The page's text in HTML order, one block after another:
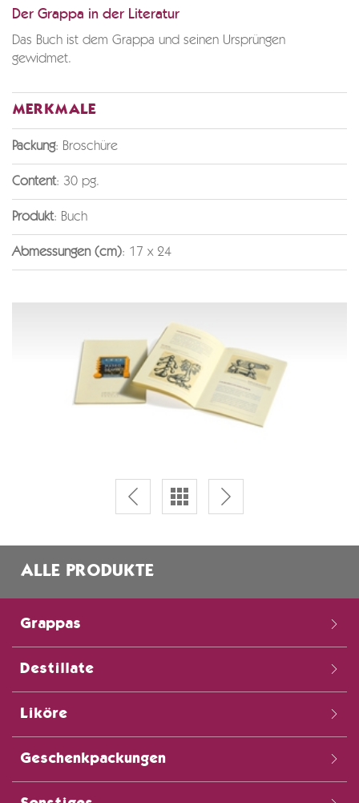
Der Grappa in der Literatur
Das Buch ist dem Grappa und seinen Ursprüngen
gewidmet.
MERKMALE
Packung: Broschüre
Content: 30 pg.
Produkt: Buch
Abmessungen (cm): 17 x 24
ALLE PRODUKTE
Grappas
Destillate
Liköre
Geschenkpackungen